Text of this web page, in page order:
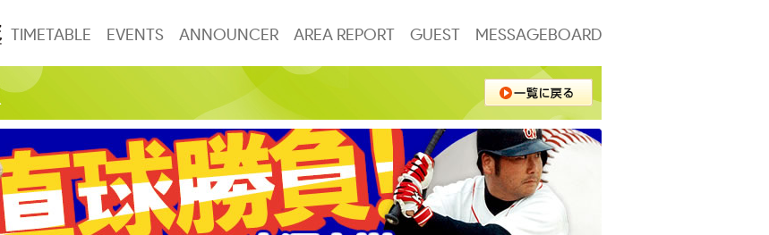
TIMETABLE EVENTS ANNOUNCER AREA REPORT GUEST MESSAGEBOARD